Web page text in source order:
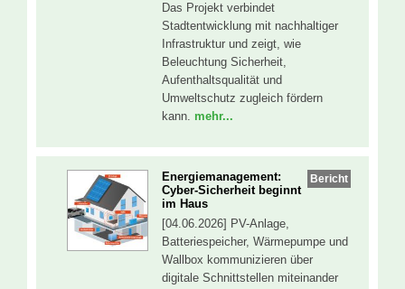
Das Projekt verbindet
Stadtentwicklung mit nachhaltiger
Infrastruktur und zeigt, wie
Beleuchtung Sicherheit,
Aufenthaltsqualität und
Umweltschutz zugleich fördern
kann. mehr...
Bericht
Energiemanagement:
Cyber-Sicherheit beginnt
im Haus
[04.06.2026] PV-Anlage,
Batteriespeicher, Wärmepumpe und
Wallbox kommunizieren über
digitale Schnittstellen miteinander